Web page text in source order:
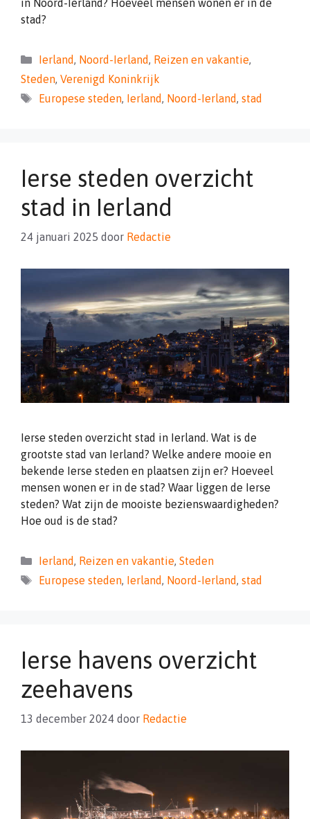
in Noord-Ierland? Hoeveel mensen wonen er in de
stad?
Categorieën
Ierland, Noord-Ierland, Reizen en vakantie,
Steden, Verenigd Koninkrijk
Tags
Europese steden, Ierland, Noord-Ierland, stad
Ierse steden overzicht
stad in Ierland
24 januari 2025 door Redactie
Ierse steden overzicht stad in Ierland. Wat is de
grootste stad van Ierland? Welke andere mooie en
bekende Ierse steden en plaatsen zijn er? Hoeveel
mensen wonen er in de stad? Waar liggen de Ierse
steden? Wat zijn de mooiste bezienswaardigheden?
Hoe oud is de stad?
Categorieën
Ierland, Reizen en vakantie, Steden
Tags
Europese steden, Ierland, Noord-Ierland, stad
Ierse havens overzicht
zeehavens
13 december 2024 door Redactie